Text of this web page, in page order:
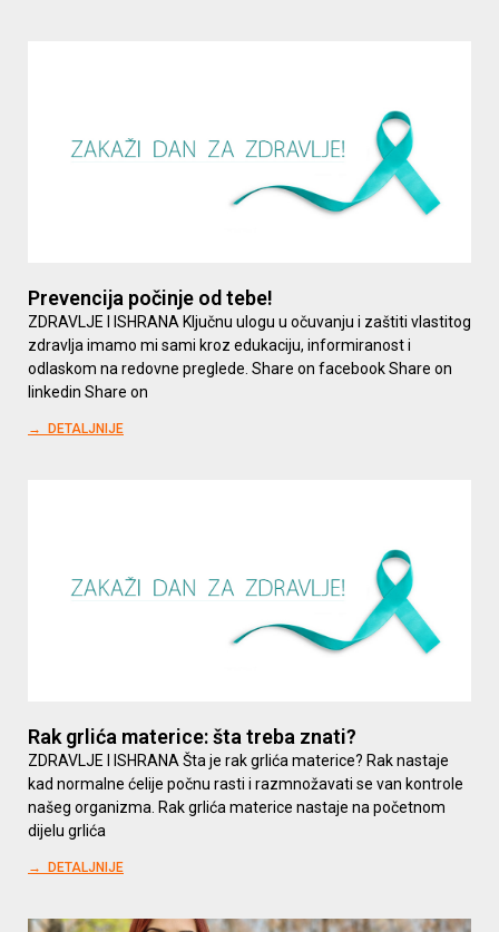
Prevencija počinje od tebe!
ZDRAVLJE I ISHRANA Ključnu ulogu u očuvanju i zaštiti vlastitog
zdravlja imamo mi sami kroz edukaciju, informiranost i
odlaskom na redovne preglede. Share on facebook Share on
linkedin Share on
→ DETALJNIJE
Rak grlića materice: šta treba znati?
ZDRAVLJE I ISHRANA Šta je rak grlića materice? Rak nastaje
kad normalne ćelije počnu rasti i razmnožavati se van kontrole
našeg organizma. Rak grlića materice nastaje na početnom
dijelu grlića
→ DETALJNIJE